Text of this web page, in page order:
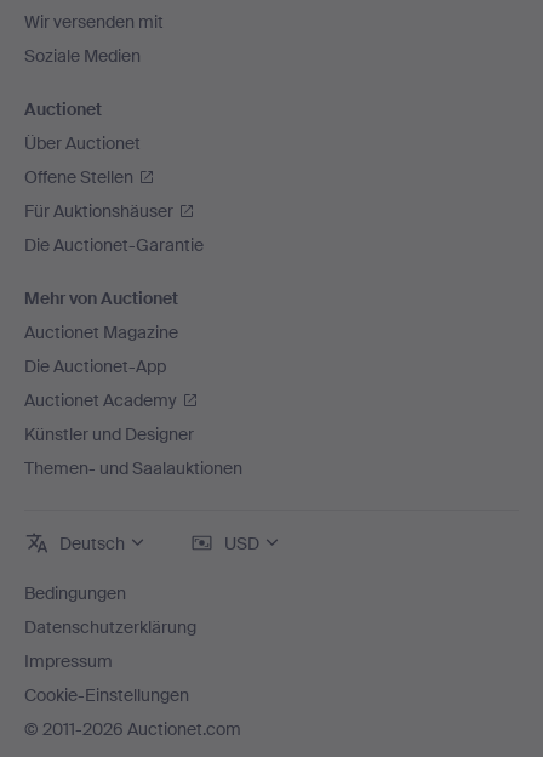
Wir versenden mit
Soziale Medien
Auctionet
Über Auctionet
Offene Stellen
Für Auktionshäuser
Die Auctionet-Garantie
Mehr von Auctionet
Auctionet Magazine
Die Auctionet-App
Auctionet Academy
Künstler und Designer
Themen- und Saalauktionen
Deutsch USD
Bedingungen
Datenschutzerklärung
Impressum
Cookie-Einstellungen
© 2011-2026 Auctionet.com